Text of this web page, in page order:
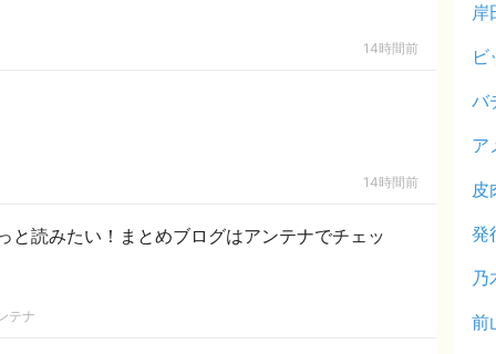
14時間前
14時間前
と読みたい！まとめブログはアンテナでチェッ
テナ
岸
ビ
バ
ア
皮
発
乃
前